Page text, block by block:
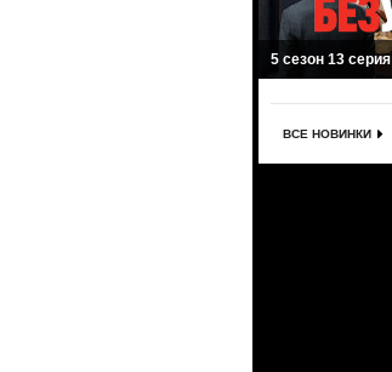
5 сезон 13 серия
ВСЕ НОВИНКИ